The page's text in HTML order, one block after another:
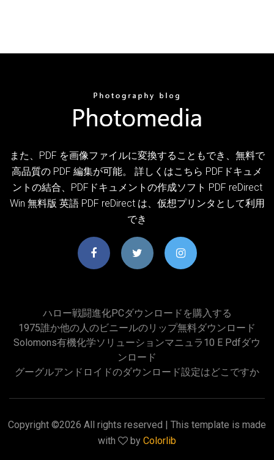
また、PDF を画像ファイルに変換することもでき、無料で
高品質の PDF 編集が可能。 詳しくはこちら PDFドキュメ
ントの結合、PDFドキュメントの作成ソフト PDF reDirect
Win 無料版 英語 PDF reDirect は、仮想プリンタとして利用
でき
ハロー戦闘進化PCダウンロードを購入する
1975誰か他の人のビニールのリップ無料ダウンロード
Solomons有機化学ソリューションマニュラ10 E Pdfダウ
ンロード
グーグルアンドロイドのダウンロード設定はどこですか
Copyright ©2026 All rights reserved | This template is made
with
by Colorlib